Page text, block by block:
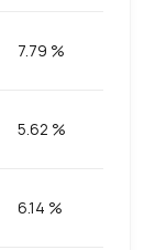
7.79 %
5.62 %
6.14 %